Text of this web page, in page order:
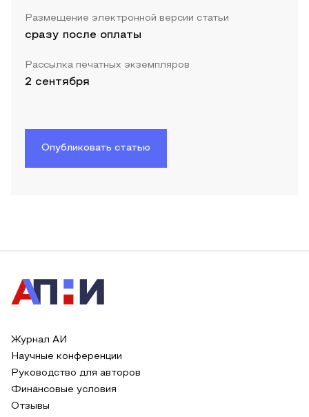
Размещение электронной версии статьи
сразу после оплаты
Рассылка печатных экземпляров
2 сентября
Опубликовать статью
Журнал АИ
Научные конференции
Руководство для авторов
Финансовые условия
Отзывы